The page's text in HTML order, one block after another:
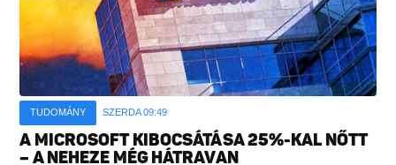
TUDOMÁNY SZERDA 09:49
A MICROSOFT KIBOCSÁTÁSA 25%-KAL NŐTT
– A NEHEZE MÉG HÁTRAVAN